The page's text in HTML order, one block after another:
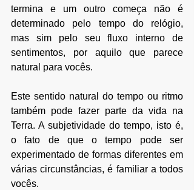
termina e um outro começa não é
determinado pelo tempo do relógio,
mas sim pelo seu fluxo interno de
sentimentos, por aquilo que parece
natural para vocês.
Este sentido natural do tempo ou ritmo
também pode fazer parte da vida na
Terra. A subjetividade do tempo, isto é,
o fato de que o tempo pode ser
experimentado de formas diferentes em
várias circunstâncias, é familiar a todos
vocês.